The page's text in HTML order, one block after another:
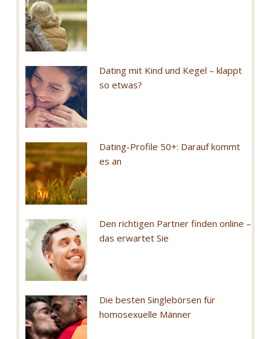
Dating mit Kind und Kegel – klappt
so etwas?
Dating-Profile 50+: Darauf kommt
es an
Den richtigen Partner finden online –
das erwartet Sie
Die besten Singlebörsen für
homosexuelle Männer